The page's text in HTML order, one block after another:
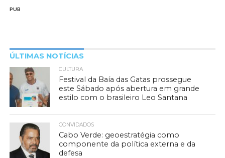
PUB
ÚLTIMAS NOTÍCIAS
CULTURA
Festival da Baía das Gatas prossegue
este Sábado após abertura em grande
estilo com o brasileiro Leo Santana
CONVIDADOS
Cabo Verde: geoestratégia como
componente da política externa e da
defesa